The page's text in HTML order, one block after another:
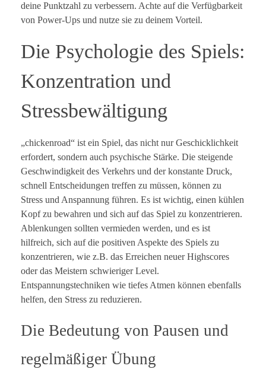
deine Punktzahl zu verbessern. Achte auf die Verfügbarkeit
von Power-Ups und nutze sie zu deinem Vorteil.
Die Psychologie des Spiels:
Konzentration und
Stressbewältigung
„chickenroad“ ist ein Spiel, das nicht nur Geschicklichkeit
erfordert, sondern auch psychische Stärke. Die steigende
Geschwindigkeit des Verkehrs und der konstante Druck,
schnell Entscheidungen treffen zu müssen, können zu
Stress und Anspannung führen. Es ist wichtig, einen kühlen
Kopf zu bewahren und sich auf das Spiel zu konzentrieren.
Ablenkungen sollten vermieden werden, und es ist
hilfreich, sich auf die positiven Aspekte des Spiels zu
konzentrieren, wie z.B. das Erreichen neuer Highscores
oder das Meistern schwieriger Level.
Entspannungstechniken wie tiefes Atmen können ebenfalls
helfen, den Stress zu reduzieren.
Die Bedeutung von Pausen und
regelmäßiger Übung